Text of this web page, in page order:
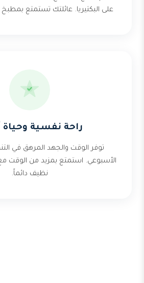
على البكتيريا. عائلتك تستمتع
راحة نفسية
توفر الوقت والجهد المرهق في
الأسبوعي. استمتع بمزيد من الوقت
نظيف دائماً.